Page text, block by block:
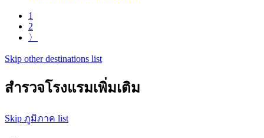
1
2
〉
Skip other destinations list
สำรวจโรงแรมเพิ่มเติม
Skip ภูมิภาค list